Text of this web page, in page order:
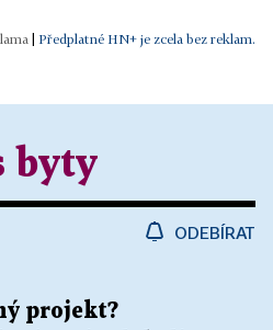
Předplatné HN+ je zcela bez reklam.
byty
ODEBÍRAT
projekt?